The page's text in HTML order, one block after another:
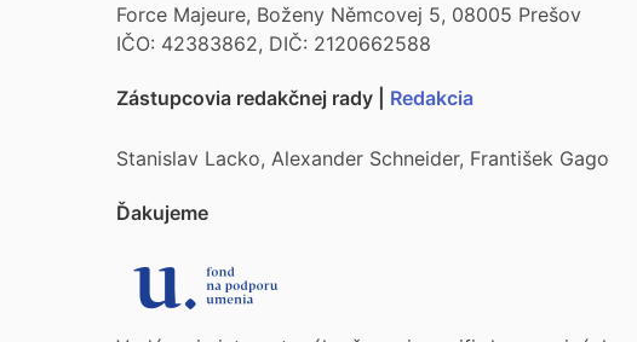
Force Majeure, Boženy Němcovej 5, 08005 Prešov
IČO: 42383862, DIČ: 2120662588
Zástupcovia redakčnej rady | Redakcia
Stanislav Lacko, Alexander Schneider, František Gago
Ďakujeme